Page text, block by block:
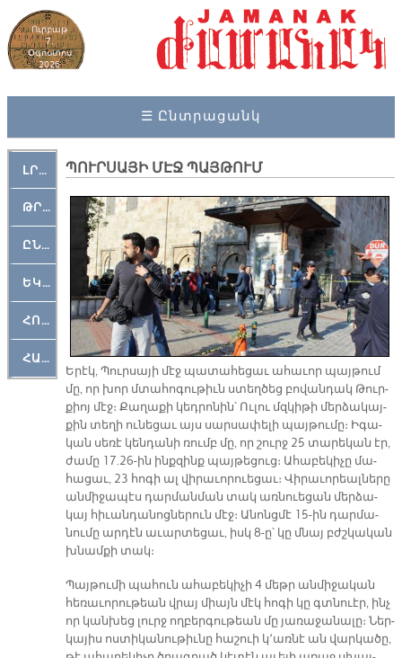
Ուրբաթ
7,
Օգոստոս
2026
☰ Ընտրացանկ
ԼՐԱՀՈՍ
ԹՐՔԱՀԱՅ ԿԵԱՆՔ
ԸՆԿԵՐԱՄՇԱԿՈՒԹԱՅԻՆ
ԵԿԵՂԵՑԱԿԱՆ
ՀՈԳԵՄՏԱՒՈՐ
ՀԱՐԹԱԿ
ՊՈՒՐՍԱՅԻ ՄԷՋ ՊԱՅԹՈՒՄ
Ե­րէկ, Պուր­սա­յի մէջ պա­տա­հե­ցաւ ա­հա­ւոր պայ­թում
մը, որ խոր մտա­հո­գու­թիւն ստեղ­ծեց բո­վան­դակ Թուր­
քիոյ մէջ։ Քա­ղա­քի կեդ­րո­նին՝ Ու­լու մզկի­թի մեր­ձա­կայ­
քին տե­ղի ու­նե­ցաւ այս սար­սա­փե­լի պայ­թու­մը։ Ի­գա­
կան սե­ռէ կեն­դա­նի ռումբ մը, որ շուրջ 25 տա­րե­կան էր,
ժա­մը 17.26-ին ինք­զինք պայ­թե­ցուց։ Ա­հա­բե­կի­չը մա­
հա­ցաւ, 23 հո­գի ալ վի­րա­ւո­րուե­ցաւ։ Վի­րա­ւո­րեալ­նե­րը
ան­մի­ջա­պէս դար­ման­ման տակ առ­նուե­ցան մեր­ձա­
կայ հի­ւան­դա­նոց­նե­րուն մէջ։ Ա­նոնց­մէ 15-ին դար­մա­
նու­մը ար­դէն ա­ւար­տե­ցաւ, իսկ 8-ը՝ կը մնայ բժշկա­կան
խնամ­քի տակ։
Պայ­թու­մի պա­հուն ա­հա­բե­կի­չի 4 մեթր ան­մի­ջա­կան
հե­ռա­ւո­րու­թեան վրայ միայն մէկ հո­գի կը գտնուէր, ինչ
որ կան­խեց լուրջ ող­բեր­գու­թեան մը յա­ռա­ջա­նա­լը։ Ներ­
կա­յիս ոս­տի­կա­նու­թիւ­նը հա­շուի կ՚առ­նէ ան վար­կա­ծը,